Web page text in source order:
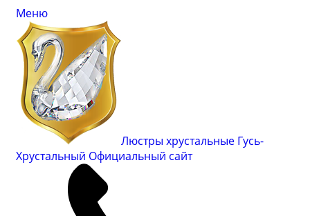
Меню
Люстры хрустальные Гусь-
Хрустальный Официальный сайт